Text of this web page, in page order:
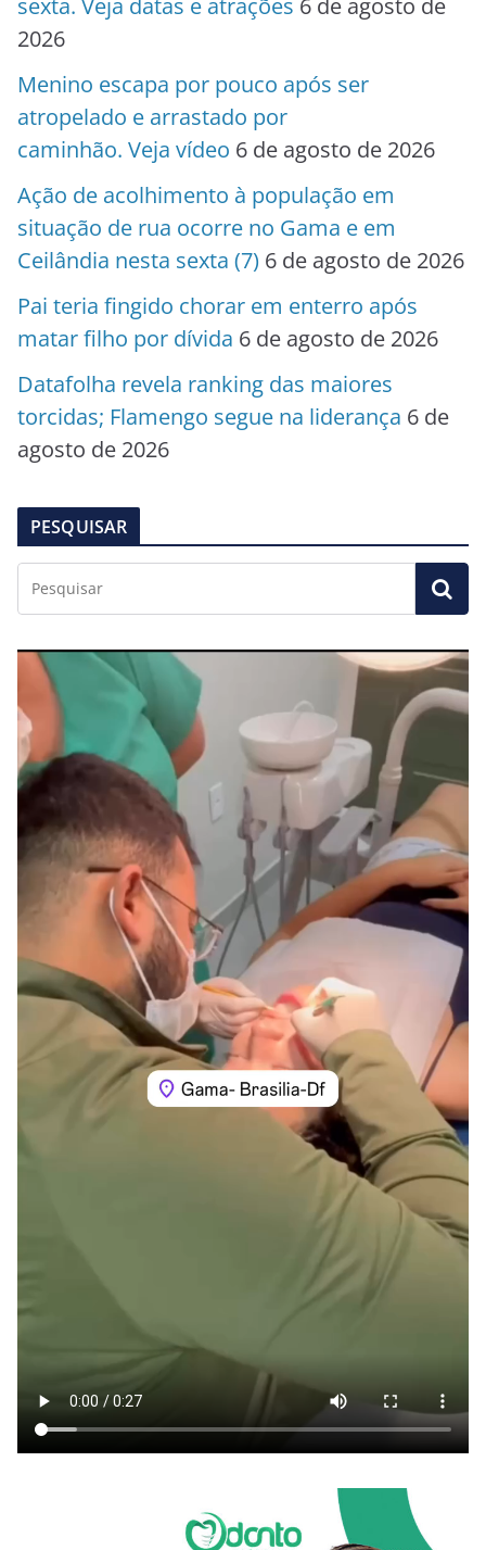
sexta. Veja datas e atrações 6 de agosto de
2026
Menino escapa por pouco após ser
atropelado e arrastado por
caminhão. Veja vídeo 6 de agosto de 2026
Ação de acolhimento à população em
situação de rua ocorre no Gama e em
Ceilândia nesta sexta (7) 6 de agosto de 2026
Pai teria fingido chorar em enterro após
matar filho por dívida 6 de agosto de 2026
Datafolha revela ranking das maiores
torcidas; Flamengo segue na liderança 6 de
agosto de 2026
PESQUISAR